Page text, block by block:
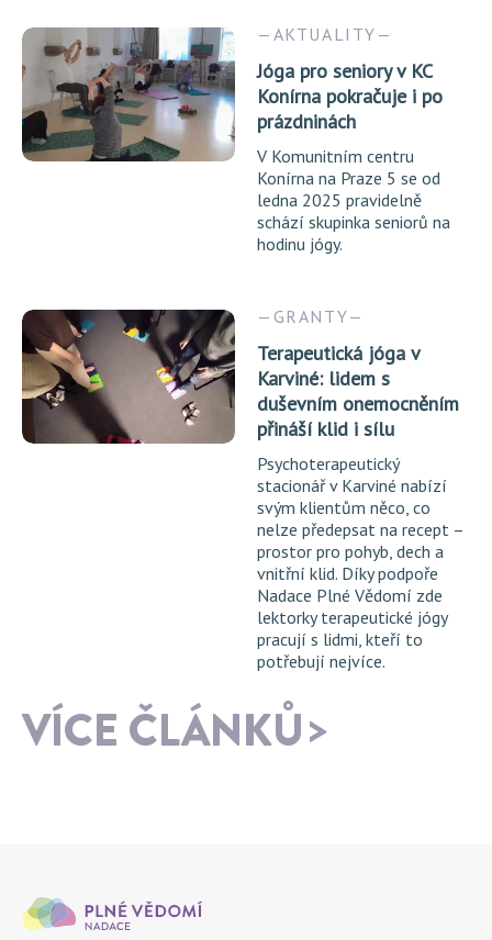
AKTUALITY
Jóga pro seniory v KC
Konírna pokračuje i po
prázdninách
V Komunitním centru
Konírna na Praze 5 se od
ledna 2025 pravidelně
schází skupinka seniorů na
hodinu jógy.
GRANTY
Terapeutická jóga v
Karviné: lidem s
duševním onemocněním
přináší klid i sílu
Psychoterapeutický
stacionář v Karviné nabízí
svým klientům něco, co
nelze předepsat na recept –
prostor pro pohyb, dech a
vnitřní klid. Díky podpoře
Nadace Plné Vědomí zde
lektorky terapeutické jógy
pracují s lidmi, kteří to
potřebují nejvíce.
VÍCE ČLÁNKŮ